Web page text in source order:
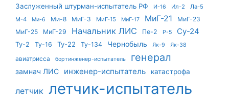
Заслуженный штурман-испытатель РФ И-16 Ил-2
Ла-5
М-4
Ми-6 Ми-8 МиГ-3 МиГ-15 МиГ-17 МиГ-21
МиГ-23
МиГ-25
МиГ-29 Начальник ЛИС Пе-2 Р-5 Су-24
Ту-2 Ту-16 Ту-22 Ту-134 Чернобыль Як-9 Як-38
авиатрисса бортинженер-испытатель генерал
замнач ЛИС инженер-испытатель катастрофа
летчик летчик-испытатель